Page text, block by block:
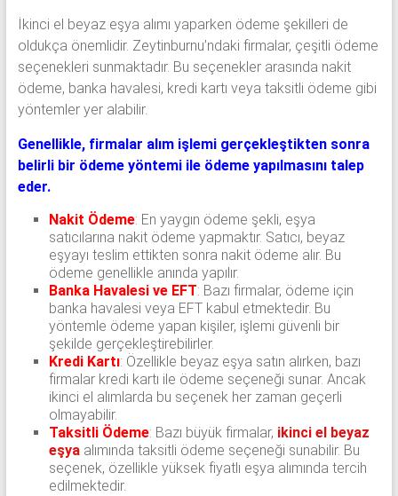
İkinci el beyaz eşya alımı yaparken ödeme şekilleri de
oldukça önemlidir. Zeytinburnu’ndaki firmalar, çeşitli ödeme
seçenekleri sunmaktadır. Bu seçenekler arasında nakit
ödeme, banka havalesi, kredi kartı veya taksitli ödeme gibi
yöntemler yer alabilir.
Genellikle, firmalar alım işlemi gerçekleştikten sonra
belirli bir ödeme yöntemi ile ödeme yapılmasını talep
eder.
Nakit Ödeme: En yaygın ödeme şekli, eşya
satıcılarına nakit ödeme yapmaktır. Satıcı, beyaz
eşyayı teslim ettikten sonra nakit ödeme alır. Bu
ödeme genellikle anında yapılır.
Banka Havalesi ve EFT: Bazı firmalar, ödeme için
banka havalesi veya EFT kabul etmektedir. Bu
yöntemle ödeme yapan kişiler, işlemi güvenli bir
şekilde gerçekleştirebilirler.
Kredi Kartı: Özellikle beyaz eşya satın alırken, bazı
firmalar kredi kartı ile ödeme seçeneği sunar. Ancak
ikinci el alımlarda bu seçenek her zaman geçerli
olmayabilir.
Taksitli Ödeme: Bazı büyük firmalar, ikinci el beyaz
eşyaalımında taksitli ödeme seçeneği sunabilir. Bu
seçenek, özellikle yüksek fiyatlı eşya alımında tercih
edilmektedir.